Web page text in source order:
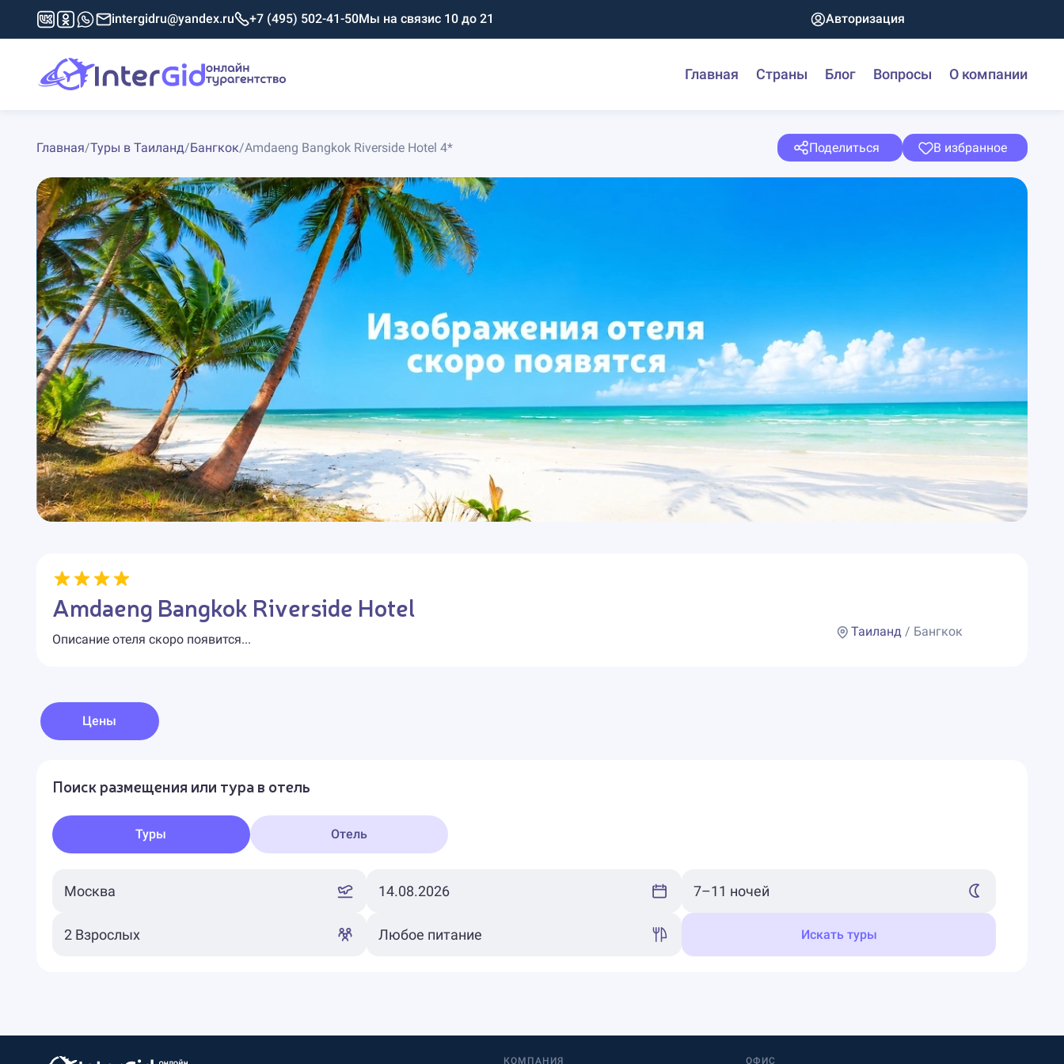
intergidru@yandex.ru +7 (495) 502-41-50Мы на связис 10 до 21 Авторизация
Главная Страны Блог Вопросы О компании
Главная/Туры в Таиланд/Бангкок/Amdaeng Bangkok Riverside Hotel 4* Поделиться В избранное
Amdaeng Bangkok Riverside Hotel
Описание отеля скоро появится...
Таиланд / Бангкок
Цены
Поиск размещения или тура в отель
Туры Отель
Искать туры
КОМПАНИЯ ОФИС